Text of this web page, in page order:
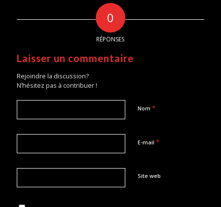
0
RÉPONSES
Laisser un commentaire
Rejoindre la discussion?
N’hésitez pas à contribuer !
Nom *
E-mail *
Site web